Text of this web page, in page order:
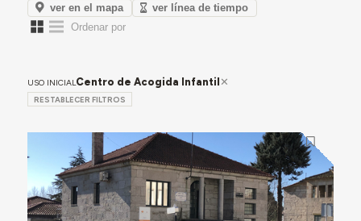
ver en el mapa
ver línea de tiempo
USO INICIALCentro de Acogida Infantil
RESTABLECER FILTROS